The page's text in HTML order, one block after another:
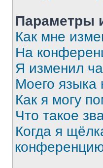
Параметры
Как мне
На
Я изменил
Моего языка
Как я могу
Что такое
Когда я